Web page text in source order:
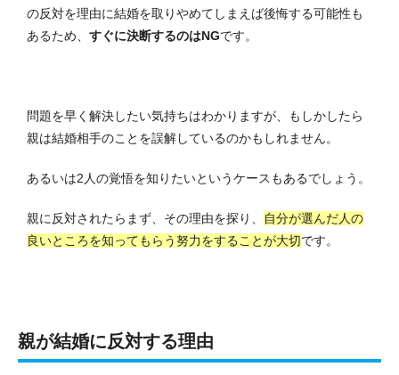
の反対を理由に結婚を取りやめてしまえば後悔する可能性も
あるため、 すぐに決断するのはNGです。
問題を早く解決したい気持ちはわかりますが、もしかしたら
親は結婚相手のことを誤解しているのかもしれません。
あるいは2人の覚悟を知りたいというケースもあるでしょう。
親に反対されたらまず、その理由を探り、
自分が選んだ人の
良いところを知ってもらう努力をすることが大切です。
親が結婚に反対する理由